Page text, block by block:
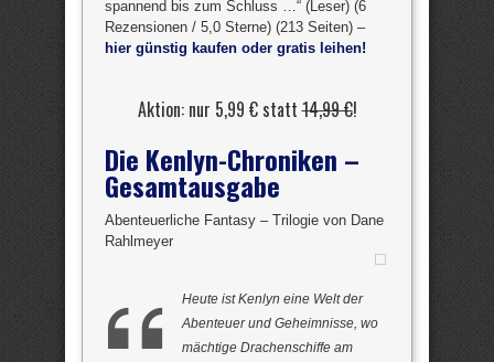
spannend bis zum Schluss …“ (Leser) (6
Rezensionen / 5,0 Sterne) (213 Seiten) –
hier günstig kaufen oder gratis leihen!
Aktion: nur 5,99 € statt14,99 €!
Die Kenlyn-Chroniken –
Gesamtausgabe
Abenteuerliche Fantasy – Trilogie von Dane
Rahlmeyer
Heute ist Kenlyn eine Welt der
Abenteuer und Geheimnisse, wo
mächtige Drachenschiffe am